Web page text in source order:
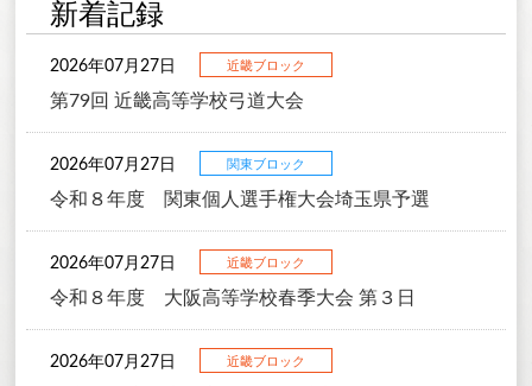
新着記録
2026年07月27日 近畿ブロック
第79回 近畿高等学校弓道大会
2026年07月27日 関東ブロック
令和８年度 関東個人選手権大会埼玉県予選
2026年07月27日 近畿ブロック
令和８年度 大阪高等学校春季大会 第３日
2026年07月27日 近畿ブロック